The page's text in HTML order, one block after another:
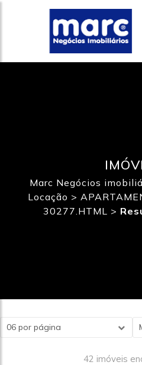
Marc Negócios
Locação >
30277.HTML >
06 por página
42 imóveis